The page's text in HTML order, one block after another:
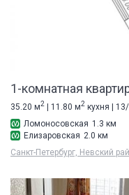
1-комнатная
35.20 м2 | 11.80 м2 кухня |
Ломоносовская 1.3 км
Елизаровская 2.0 км
Санкт-Петербург, Невский